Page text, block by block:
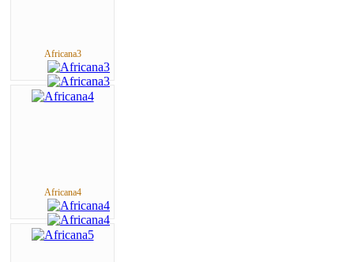
Africana3
Africana4